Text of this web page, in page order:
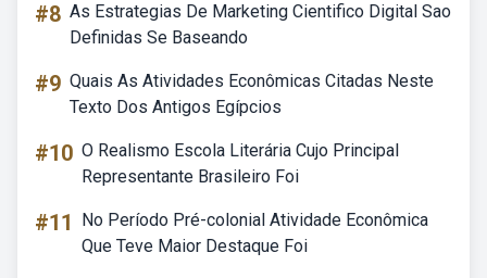
#8 As Estrategias De Marketing Cientifico Digital Sao
Definidas Se Baseando
#9 Quais As Atividades Econômicas Citadas Neste
Texto Dos Antigos Egípcios
#10 O Realismo Escola Literária Cujo Principal
Representante Brasileiro Foi
#11
No Período Pré-colonial Atividade Econômica
Que Teve Maior Destaque Foi